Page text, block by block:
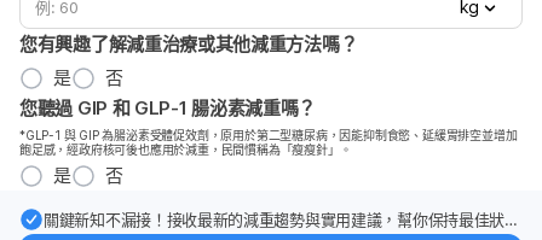
kg
您有興趣了解減重治療或其他減重方法嗎？
是
否
您聽過 GIP 和 GLP-1 腸泌素減重嗎？
*GLP-1 與 GIP 為腸泌素受體促效劑，原用於第二型糖尿病，因能抑制食慾、延緩胃排空並增加
飽足感，經政府核可後也應用於減重，民間慣稱為「瘦瘦針」。
是 否
關鍵新知不漏接！接收最新的減重趨勢與實用建議，幫你保持最佳狀